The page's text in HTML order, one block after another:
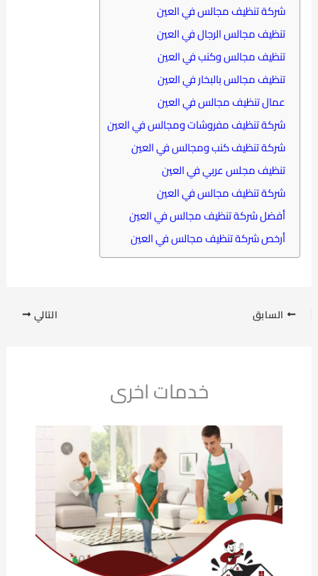
شركة تنظيف مجالس في العين
تنظيف مجالس الرجال في العين
تنظيف مجالس وكنب في العين
تنظيف مجالس بالبخار في العين
عمال تنظيف مجالس في العين
شركة تنظيف مفروشات ومجالس في العين
شركة تنظيف كنب ومجالس في العين
تنظيف مجلس عربي في العين
شركة تنظيف مجالس في العين
أفضل شركة تنظيف مجالس في العين
أرخص شركة تنظيف مجالس في العين
السابق التالي
خدمات اخرى